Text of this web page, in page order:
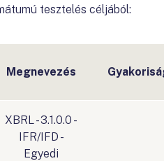
tesztelés céljából:
Megnevezés
XBRL - 3.1.0.0 -
IFR/IFD -
Egyedi